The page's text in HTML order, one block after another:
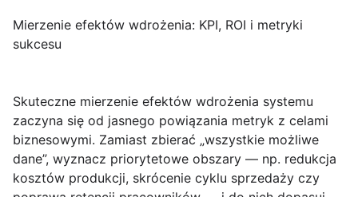
Mierzenie efektów wdrożenia: KPI, ROI i metryki
sukcesu
Skuteczne mierzenie efektów wdrożenia systemu
zaczyna się od jasnego powiązania metryk z celami
biznesowymi. Zamiast zbierać „wszystkie możliwe
dane”, wyznacz priorytetowe obszary — np. redukcja
kosztów produkcji, skrócenie cyklu sprzedaży czy